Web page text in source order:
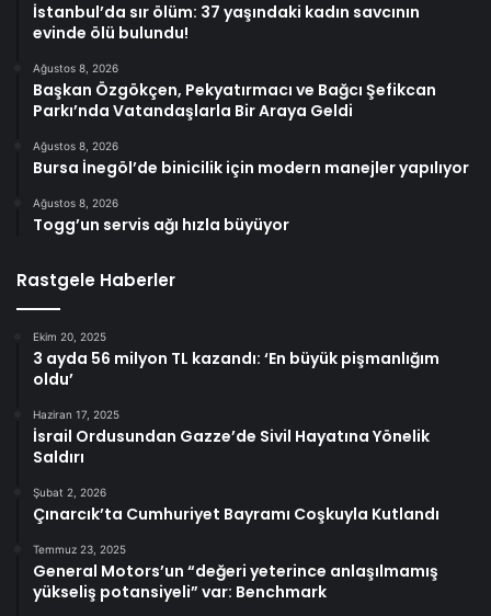
İstanbul’da sır ölüm: 37 yaşındaki kadın savcının
evinde ölü bulundu!
Ağustos 8, 2026
Başkan Özgökçen, Pekyatırmacı ve Bağcı Şefikcan
Parkı’nda Vatandaşlarla Bir Araya Geldi
Ağustos 8, 2026
Bursa İnegöl’de binicilik için modern manejler yapılıyor
Ağustos 8, 2026
Togg’un servis ağı hızla büyüyor
Rastgele Haberler
Ekim 20, 2025
3 ayda 56 milyon TL kazandı: ‘En büyük pişmanlığım
oldu’
Haziran 17, 2025
İsrail Ordusundan Gazze’de Sivil Hayatına Yönelik
Saldırı
Şubat 2, 2026
Çınarcık’ta Cumhuriyet Bayramı Coşkuyla Kutlandı
Temmuz 23, 2025
General Motors’un “değeri yeterince anlaşılmamış
yükseliş potansiyeli” var: Benchmark